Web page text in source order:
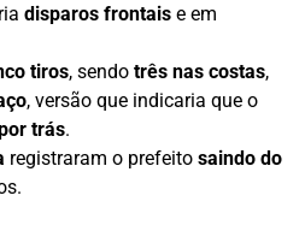
disparos frontais e em
tiros, sendo três nas costas,
, versão que indicaria que o
trás.
registraram o prefeito saindo do